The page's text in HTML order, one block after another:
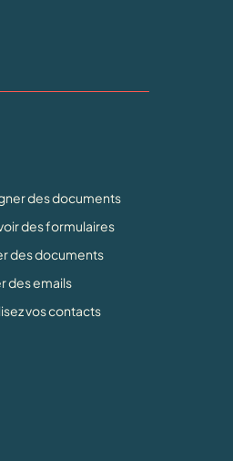
des documents
des formulaires
des documents
des emails
vos contacts